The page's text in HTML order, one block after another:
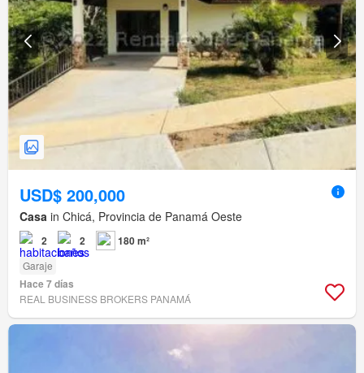
USD$ 200,000
Casa in Chicá, Provincia de Panamá Oeste
2 2 180 m²
Garaje
Hace 7 días
REAL BUSINESS BROKERS PANAMÁ